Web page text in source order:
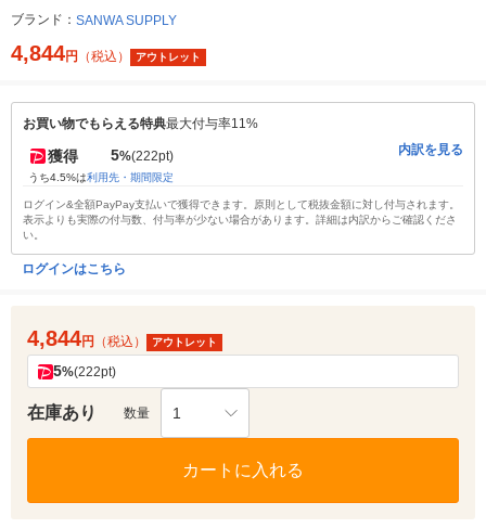
ブランド： SANWA SUPPLY
4,844円 （税込） アウトレット
お買い物でもらえる特典最大付与率11%
獲得 5%(222pt)
うち4.5%は利用先・期間限定
内訳を見る
ログイン&全額PayPay支払いで獲得できます。原則として税抜金額に対し付与されます。
表示よりも実際の付与数、付与率が少ない場合があります。詳細は内訳からご確認くださ
い。
ログインはこちら
4,844円 （税込） アウトレット
5%(222pt)
在庫あり 数量 1
カートに入れる